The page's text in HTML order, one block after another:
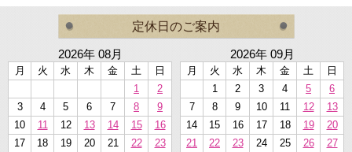
定休日のご案内
2026年 08月
月 火 水 木 金 土
日
1
2
3
4 5 6 7 8
9
10
11 12 13 14 15
16
17
18 19 20 21 22 23
2026年 09月
月 火 水 木 金 土
日
1
2 3 4 5
6
7
8 9 10 11 12
13
14
15 16 17 18 19
20
21
22 23 24 25 26 27